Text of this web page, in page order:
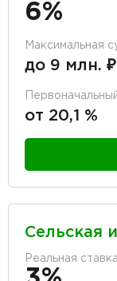
6%
Максимальная
до 9 млн. ₽
от 20,1 %
Сельская
Реальная ставка